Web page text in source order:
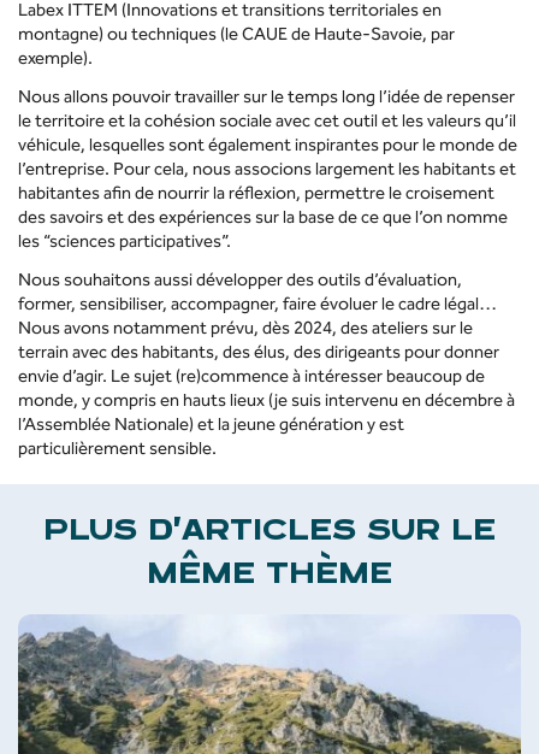
Labex ITTEM (Innovations et transitions territoriales en
montagne) ou techniques (le CAUE de Haute-Savoie, par
exemple).
Nous allons pouvoir travailler sur le temps long l’idée de repenser
le territoire et la cohésion sociale avec cet outil et les valeurs qu’il
véhicule, lesquelles sont également inspirantes pour le monde de
l’entreprise. Pour cela, nous associons largement les habitants et
habitantes afin de nourrir la réflexion, permettre le croisement
des savoirs et des expériences sur la base de ce que l’on nomme
les “sciences participatives”.
Nous souhaitons aussi développer des outils d’évaluation,
former, sensibiliser, accompagner, faire évoluer le cadre légal…
Nous avons notamment prévu, dès 2024, des ateliers sur le
terrain avec des habitants, des élus, des dirigeants pour donner
envie d’agir. Le sujet (re)commence à intéresser beaucoup de
monde, y compris en hauts lieux (je suis intervenu en décembre à
l’Assemblée Nationale) et la jeune génération y est
particulièrement sensible.
PLUS D'ARTICLES SUR LE
MÊME THÈME